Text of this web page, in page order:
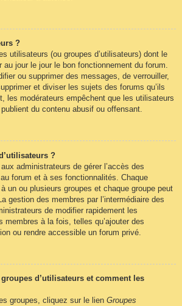
?
utilisateurs (ou groupes d’utilisateurs) dont le
jour le jour le bon fonctionnement du forum.
ou supprimer des messages, de verrouiller,
et diviser les sujets des forums qu’ils
les modérateurs empêchent que les utilisateurs
du contenu abusif ou offensant.
?
administrateurs de gérer l’accès des
forum et à ses fonctionnalités. Chaque
un ou plusieurs groupes et chaque groupe peut
gestion des membres par l’intermédiaire des
de modifier rapidement les
membres à la fois, telles qu’ajouter des
ou rendre accessible un forum privé.
d’utilisateurs et comment les
groupes, cliquez sur le lien Groupes